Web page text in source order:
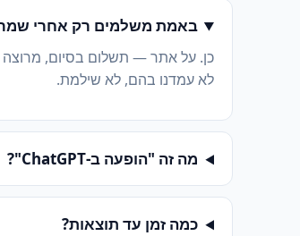
באמת משלמים רק אחרי
כן. על אתר — תשלום בסיום,
לא עמדנו בהם, לא שילמת.
מה זה "הופעה ב-ChatGPT"?
כמה זמן עד תוצאות?